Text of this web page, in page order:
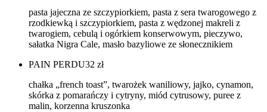
pasta jajeczna ze szczypiorkiem, pasta z sera twarogowego z
rzodkiewką i szczypiorkiem, pasta z wędzonej makreli z
twarogiem, cebulą i ogórkiem konserwowym, pieczywo,
sałatka Nigra Cale, masło bazyliowe ze słonecznikiem
PAIN PERDU32 zł
chałka „french toast”, twarożek waniliowy, jajko, cynamon,
skórka z pomarańczy i cytryny, miód cytrusowy, puree z
malin, korzenna kruszonka